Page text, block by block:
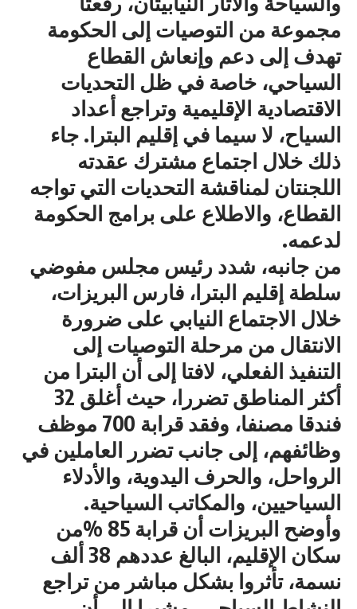
مجموعة من التوصيات إلى الحكومة
تهدف إلى دعم وإنعاش القطاع
السياحي، خاصة في ظل التحديات
الاقتصادية الإقليمية وتراجع أعداد
السياح، لا سيما في إقليم البترا. جاء
ذلك خلال اجتماع مشترك عقدته
اللجنتان لمناقشة التحديات التي تواجه
القطاع، والاطلاع على برامج الحكومة
لدعمه.
من جانبه، شدد رئيس مجلس مفوضي
سلطة إقليم البترا، فارس البريزات،
خلال الاجتماع النيابي على ضرورة
الانتقال من مرحلة التوصيات إلى
التنفيذ الفعلي، لافتا إلى أن البترا من
أكثر المناطق تضررا، حيث أغلق 32
فندقا مصنفا، وفقد قرابة 700 موظف
وظائفهم، إلى جانب تضرر العاملين في
الرواحل، والحرف اليدوية، والأدلاء
السياحيين، والمكاتب السياحية.
وأوضح البريزات أن قرابة 85 %من
سكان الإقليم، البالغ عددهم 38 ألف
نسمة، تأثروا بشكل مباشر من تراجع